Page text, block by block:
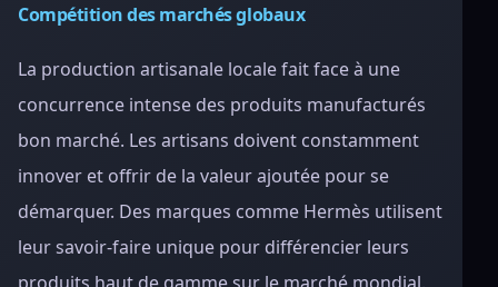
Compétition des marchés globaux
La production artisanale locale fait face à une
concurrence intense des produits manufacturés
bon marché. Les artisans doivent constamment
innover et offrir de la valeur ajoutée pour se
démarquer. Des marques comme Hermès utilisent
leur savoir-faire unique pour différencier leurs